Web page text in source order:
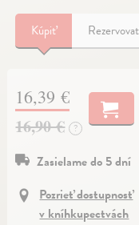
Kúpiť
16,39 €
16,90 € ?
Zasielame do 5 dní
Pozrieť dostupnosť
v kníhkupectvách